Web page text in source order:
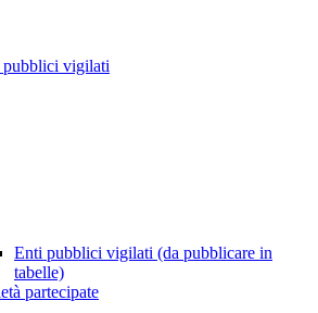
vigilati
Enti pubblici vigilati (da pubblicare in
tabelle)
partecipate